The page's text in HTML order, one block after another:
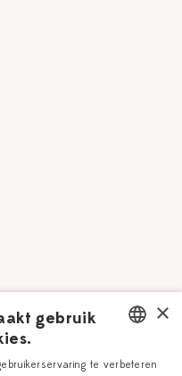
Blauw
DUTCH
×
gebruik
te verbeteren